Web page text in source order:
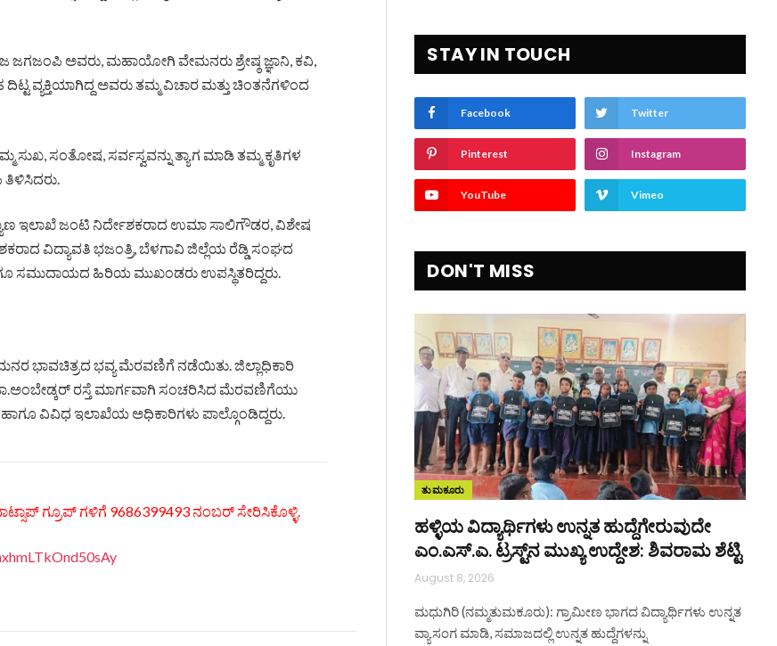
ಅವರು, ಮಹಾಯೋಗಿ ವೇಮನರು ಶ್ರೇಷ್ಠ ಜ್ಞಾನಿ, ಕವಿ,
ವ್ಯಕ್ತಿಯಾಗಿದ್ದ ಅವರು ತಮ್ಮ ವಿಚಾರ ಮತ್ತು ಚಿಂತನೆಗಳಿಂದ
ಸಂತೋಷ, ಸರ್ವಸ್ವವನ್ನು ತ್ಯಾಗ ಮಾಡಿ ತಮ್ಮ ಕೃತಿಗಳ
ಇಲಾಖೆ ಜಂಟಿ ನಿರ್ದೇಶಕರಾದ ಉಮಾ ಸಾಲಿಗೌಡರ, ವಿಶೇಷ
ವಿದ್ಯಾವತಿ ಭಜಂತ್ರಿ, ಬೆಳಗಾವಿ ಜಿಲ್ಲೆಯ ರೆಡ್ಡಿ ಸಂಘದ
ಸಮುದಾಯದ ಹಿರಿಯ ಮುಖಂಡರು ಉಪಸ್ಥಿತರಿದ್ದರು.
ಭಾವಚಿತ್ರದ ಭವ್ಯ ಮೆರವಣಿಗೆ ನಡೆಯಿತು. ಜಿಲ್ಲಾಧಿಕಾರಿ
ರಸ್ತೆ ಮಾರ್ಗವಾಗಿ ಸಂಚರಿಸಿದ ಮೆರವಣಿಗೆಯು
ವಿವಿಧ ಇಲಾಖೆಯ ಅಧಿಕಾರಿಗಳು ಪಾಲ್ಗೊಂಡಿದ್ದರು.
ಗ್ರೂಪ್ ಗಳಿಗೆ 9686399493 ನಂಬರ್ ಸೇರಿಸಿಕೊಳ್ಳಿ.
STAY IN TOUCH
Facebook Twitter
Pinterest Instagram
YouTube Vimeo
DON'T MISS
ತುಮಕೂರು
ಹಳ್ಳಿಯ ವಿದ್ಯಾರ್ಥಿಗಳು ಉನ್ನತ ಹುದ್ದೆಗೇರುವುದೇ
ಎಂ.ಎಸ್.ಎ. ಟ್ರಸ್ಟ್‌ನ ಮುಖ್ಯ ಉದ್ದೇಶ: ಶಿವರಾಮ ಶೆಟ್ಟಿ
August 8, 2026
ಮಧುಗಿರಿ (ನಮ್ಮತುಮಕೂರು): ಗ್ರಾಮೀಣ ಭಾಗದ ವಿದ್ಯಾರ್ಥಿಗಳು ಉನ್ನತ
ವ್ಯಾಸಂಗ ಮಾಡಿ, ಸಮಾಜದಲ್ಲಿ ಉನ್ನತ ಹುದ್ದೆಗಳನ್ನು